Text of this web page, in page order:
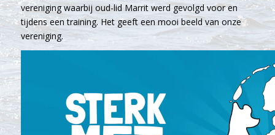
vereniging waarbij oud-lid Marrit werd gevolgd voor en
tijdens een training. Het geeft een mooi beeld van onze
vereniging.